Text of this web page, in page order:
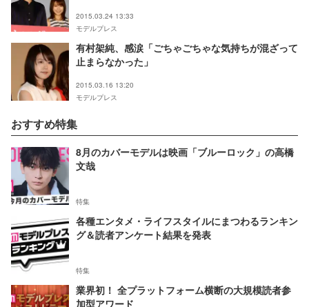
2015.03.24 13:33
モデルプレス
有村架純、感涙「ごちゃごちゃな気持ちが混ざって
止まらなかった」
2015.03.16 13:20
モデルプレス
おすすめ特集
8月のカバーモデルは映画「ブルーロック」の高橋
文哉
特集
各種エンタメ・ライフスタイルにまつわるランキン
グ＆読者アンケート結果を発表
特集
業界初！ 全プラットフォーム横断の大規模読者参
加型アワード